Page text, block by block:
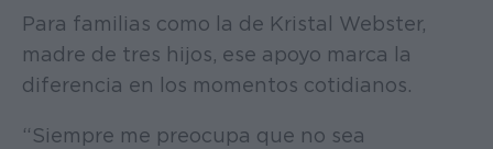
Para familias como la de Kristal Webster,
madre de tres hijos, ese apoyo marca la
diferencia en los momentos cotidianos.
“Siempre me preocupa que no sea